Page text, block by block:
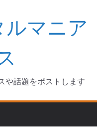
マニア
や話題をポストします